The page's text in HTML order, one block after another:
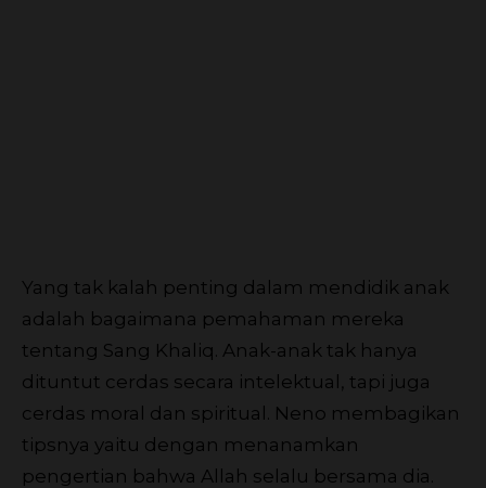
Yang tak kalah penting dalam mendidik anak
adalah bagaimana pemahaman mereka
tentang Sang Khaliq. Anak-anak tak hanya
dituntut cerdas secara intelektual, tapi juga
cerdas moral dan spiritual. Neno membagikan
tipsnya yaitu dengan menanamkan
pengertian bahwa Allah selalu bersama dia.